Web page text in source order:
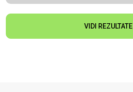
VIDI REZULTATE